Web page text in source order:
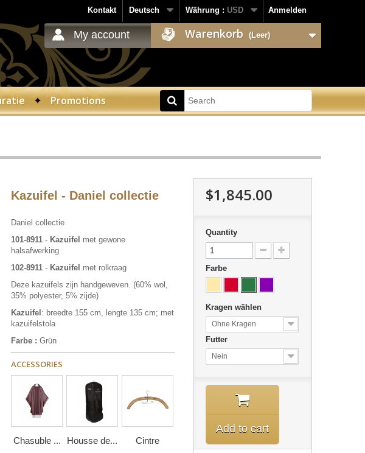
Anmelden
Währung : USD
Deutsch
Kontakt
Warenkorb (Leer)
My account
Promotions
Kazuifel - Daniel collectie
Daniel collectie
101-8911 - Kazuifel met gewone
halsafwerking
102-8911 - Kazuifel met rolkraag
Deze kazuifels zijn handgeweven. (60% wol,
35% polyester, 5% zijde)
Kazuifel : breedte 155 cm, lengte 135 cm; met
kazuifelstola
Farbe : Grün
ACCESSORIES
Chasuble ... Housse de... Cintre
$1,845.00
Quantity
Farbe
Kragen wählen
Ohne Kragen
Futter
Nein
Add to cart